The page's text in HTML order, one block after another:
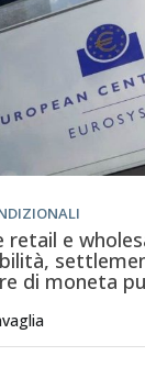
retail e
di moneta